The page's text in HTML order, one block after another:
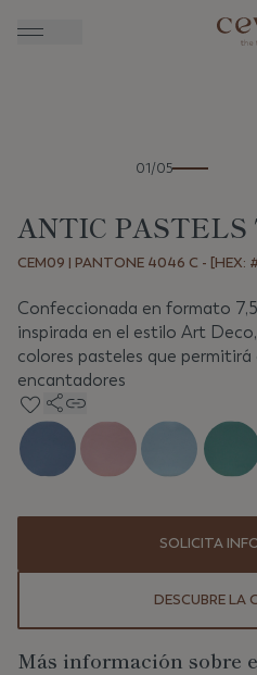
01/05
ANTIC PASTELS
CEM09 | PANTONE 4046 C - [HEX:
Confeccionada en formato
inspirada en el estilo Art
colores pasteles que
encantadores
SOLICITA
DESCUBRE LA
Más información sobre